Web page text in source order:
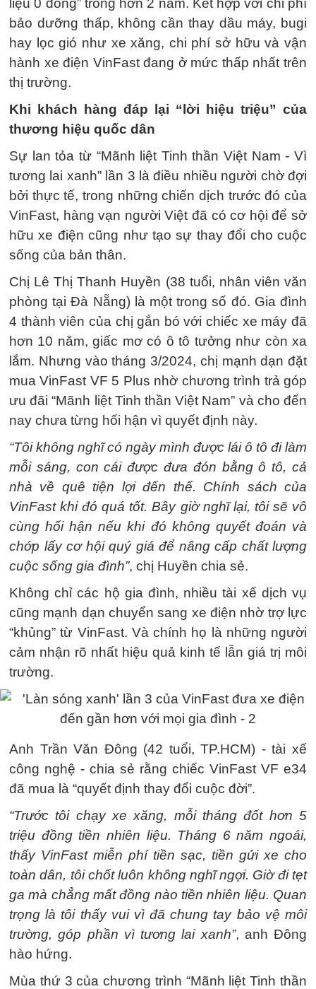
liệu 0 đồng” trong hơn 2 năm. Kết hợp với chi phí
bảo dưỡng thấp, không cần thay dầu máy, bugi
hay lọc gió như xe xăng, chi phí sở hữu và vận
hành xe điện VinFast đang ở mức thấp nhất trên
thị trường.
Khi khách hàng đáp lại “lời hiệu triệu” của
thương hiệu quốc dân
Sự lan tỏa từ “Mãnh liệt Tinh thần Việt Nam - Vì
tương lai xanh” lần 3 là điều nhiều người chờ đợi
bởi thực tế, trong những chiến dịch trước đó của
VinFast, hàng vạn người Việt đã có cơ hội để sở
hữu xe điện cũng như tạo sự thay đổi cho cuộc
sống của bản thân.
Chị Lê Thị Thanh Huyền (38 tuổi, nhân viên văn
phòng tại Đà Nẵng) là một trong số đó. Gia đình
4 thành viên của chị gắn bó với chiếc xe máy đã
hơn 10 năm, giấc mơ có ô tô tưởng như còn xa
lắm. Nhưng vào tháng 3/2024, chị mạnh dạn đặt
mua VinFast VF 5 Plus nhờ chương trình trả góp
ưu đãi “Mãnh liệt Tinh thần Việt Nam” và cho đến
nay chưa từng hối hận vì quyết định này.
“Tôi không nghĩ có ngày mình được lái ô tô đi làm
mỗi sáng, con cái được đưa đón bằng ô tô, cả
nhà về quê tiện lợi đến thế. Chính sách của
VinFast khi đó quá tốt. Bây giờ nghĩ lại, tôi sẽ vô
cùng hối hận nếu khi đó không quyết đoán và
chớp lấy cơ hội quý giá để nâng cấp chất lượng
cuộc sống gia đình”, chị Huyền chia sẻ.
Không chỉ các hộ gia đình, nhiều tài xế dịch vụ
cũng mạnh dạn chuyển sang xe điện nhờ trợ lực
“khủng” từ VinFast. Và chính họ là những người
cảm nhận rõ nhất hiệu quả kinh tế lẫn giá trị môi
trường.
Anh Trần Văn Đông (42 tuổi, TP.HCM) - tài xế
công nghệ - chia sẻ rằng chiếc VinFast VF e34
đã mua là “quyết định thay đổi cuộc đời”.
“Trước tôi chạy xe xăng, mỗi tháng đốt hơn 5
triệu đồng tiền nhiên liệu. Tháng 6 năm ngoái,
thấy VinFast miễn phí tiền sạc, tiền gửi xe cho
toàn dân, tôi chốt luôn không nghĩ ngợi. Giờ đi tẹt
ga mà chẳng mất đồng nào tiền nhiên liệu. Quan
trọng là tôi thấy vui vì đã chung tay bảo vệ môi
trường, góp phần vì tương lai xanh”, anh Đông
hào hứng.
Mùa thứ 3 của chương trình “Mãnh liệt Tinh thần